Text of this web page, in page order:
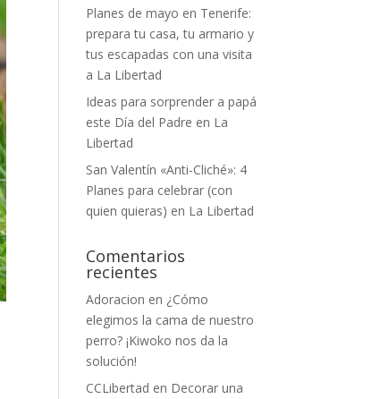
Planes de mayo en Tenerife:
prepara tu casa, tu armario y
tus escapadas con una visita
a La Libertad
Ideas para sorprender a papá
este Día del Padre en La
Libertad
San Valentín «Anti-Cliché»: 4
Planes para celebrar (con
quien quieras) en La Libertad
Comentarios
recientes
Adoracion en ¿Cómo
elegimos la cama de nuestro
perro? ¡Kiwoko nos da la
solución!
CCLibertad en Decorar una